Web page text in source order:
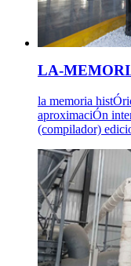
LA-
la memoria
aproximaciÓn
(compilador)